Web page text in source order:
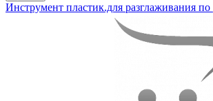
Инструмент пластик.для разглаживания